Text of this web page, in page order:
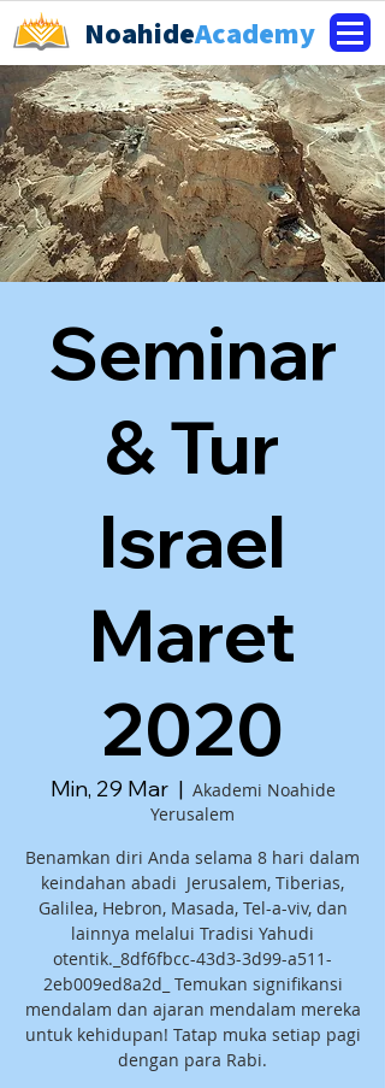
NoahideAcademy
Seminar
& Tur
Israel
Maret
2020
Min, 29 Mar
  |
Akademi Noahide
Yerusalem
Benamkan diri Anda selama 8 hari dalam
keindahan abadi Jerusalem, Tiberias,
Galilea, Hebron, Masada, Tel-a-viv, dan
lainnya melalui Tradisi Yahudi
otentik._8df6fbcc-43d3-3d99-a511-
2eb009ed8a2d_ Temukan signifikansi
mendalam dan ajaran mendalam mereka
untuk kehidupan! Tatap muka setiap pagi
dengan para Rabi.